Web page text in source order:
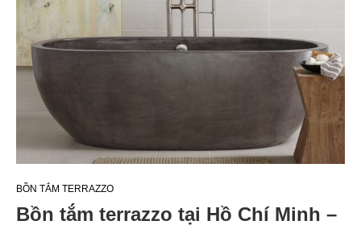
BỒN TẮM TERRAZZO
Bồn tắm terrazzo tại Hồ Chí Minh –